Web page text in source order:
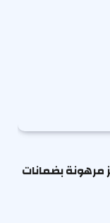
مرهونة بضمانات